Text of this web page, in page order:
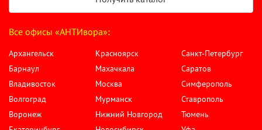
Все офисы «АНТИвора»:
Архангельск
Барнаул
Владивосток
Волгоград
Воронеж
Красноярск
Махачкала
Москва
Мурманск
Нижний Новгород
Санкт-Петербург
Саратов
Симферополь
Ставрополь
Тюмень